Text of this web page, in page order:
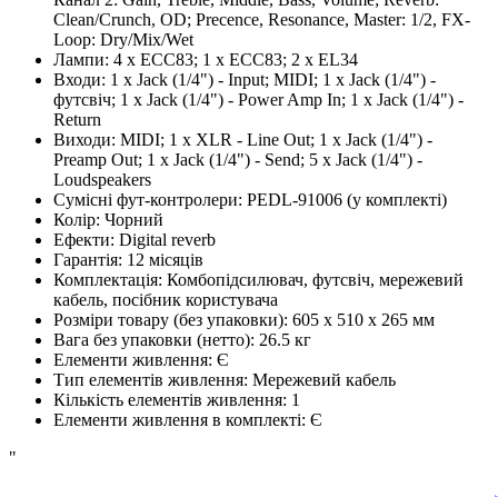
Clean/Crunch, OD; Precence, Resonance, Master: 1/2, FX-
Loop: Dry/Mix/Wet
Лампи: 4 x ECC83; 1 x ECC83; 2 x EL34
Входи: 1 x Jack (1/4") - Input; MIDI; 1 x Jack (1/4") -
футсвіч; 1 x Jack (1/4") - Power Amp In; 1 x Jack (1/4") -
Return
Виходи: MIDI; 1 х XLR - Line Out; 1 x Jack (1/4") -
Preamp Out; 1 x Jack (1/4") - Send; 5 x Jack (1/4") -
Loudspeakers
Сумісні фут-контролери: PEDL-91006 (у комплекті)
Колір: Чорний
Ефекти: Digital reverb
Гарантія: 12 місяців
Комплектація: Комбопідсилювач, футсвіч, мережевий
кабель, посібник користувача
Розміри товару (без упаковки): 605 х 510 х 265 мм
Вага без упаковки (нетто): 26.5 кг
Елементи живлення: Є
Тип елементів живлення: Мережевий кабель
Кількість елементів живлення: 1
Елементи живлення в комплекті: Є
"